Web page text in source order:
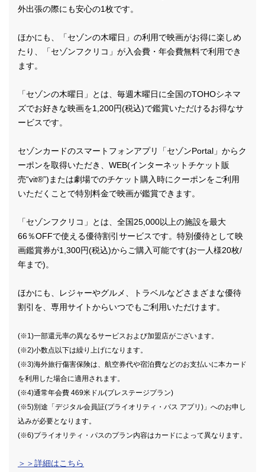
外出張の際にも安心の1枚です。
ほかにも、「セゾンの木曜日」の利用で映画がお得に楽しめ
たり、「セゾンフクリコ」が入会費・年会費無料で利用でき
ます。
「セゾンの木曜日」とは、毎週木曜日に全国のTOHOシネマ
ズでお好きな映画を1,200円(税込)で鑑賞いただけるお得なサ
ービスです。
セゾンカードのスマートフォンアプリ「セゾンPortal」からク
ーポンを取得いただき、WEB(インターネットチケット販
売“vit®”)または劇場でのチケット購入時にクーポンをご利用
いただくことで特別料金で映画が鑑賞できます。
「セゾンフクリコ」とは、全国25,000以上の施設を最大
66％OFFで使える優待割引サービスです。特別優待として映
画鑑賞券が1,300円(税込)からご購入可能です(お一人様20枚/
年まで)。
ほかにも、レジャーやグルメ、トラベルなどさまざまな優待
割引を、専用サイトからいつでもご利用いただけます。
(※1)一部還元率の異なるサービスおよび加盟店がございます。
(※2)小数点以下は繰り上げになります。
(※3)海外旅行傷害保険は、航空券代や宿泊費などのお支払いに本カード
を利用した場合に適用されます。
(※4)通常年会費 469米ドル(プレステージプラン)
(※5)別途「デジタル会員証(プライオリティ・パス アプリ)」へのお申し
込みが必要となります。
(※6)プライオリティ・パスのプラン内容はカードによって異なります。
＞＞詳細はこちら